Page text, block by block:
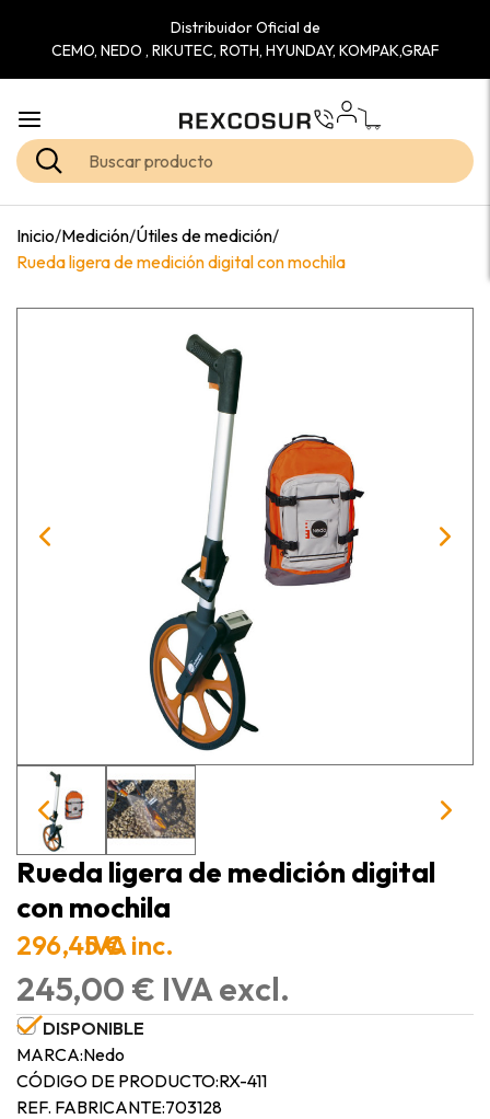
Distribuidor Oficial de
CEMO, NEDO , RIKUTEC, ROTH, HYUNDAY, KOMPAK,GRAF
Inicio/Medición/Útiles de medición/
Rueda ligera de medición digital con mochila
Rueda ligera de medición digital
con mochila
296,45 €IVA inc.
245,00 € IVA excl.
DISPONIBLE
MARCA:Nedo
CÓDIGO DE PRODUCTO:RX-411
REF. FABRICANTE:703128